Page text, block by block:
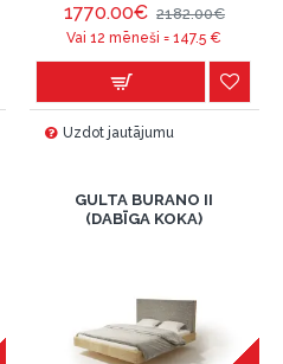
1770.00€ 2182.00€
Vai 12 mēneši =147.5 €
Uzdot jautājumu
GULTA BURANO II
(DABĪGA KOKA)